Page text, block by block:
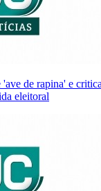
'ave de rapina' e
eleitoral